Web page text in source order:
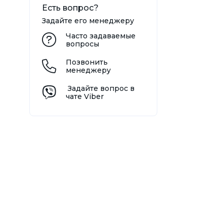
Есть вопрос?
Задайте его менеджеру
Часто задаваемые
вопросы
Позвонить
менеджеру
Задайте вопрос в
чате Viber